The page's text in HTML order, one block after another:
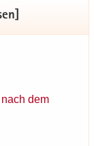
dem